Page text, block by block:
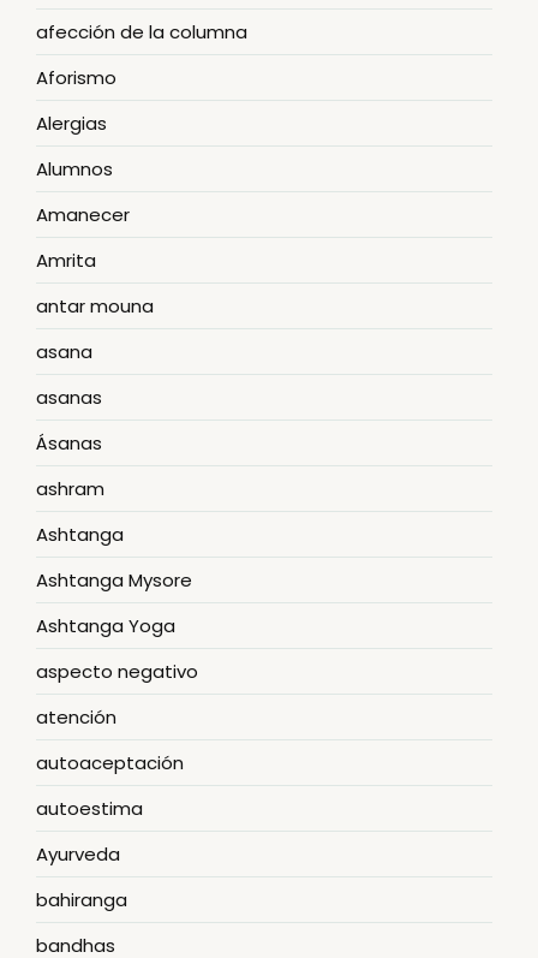
afección de la columna
Aforismo
Alergias
Alumnos
Amanecer
Amrita
antar mouna
asana
asanas
Ásanas
ashram
Ashtanga
Ashtanga Mysore
Ashtanga Yoga
aspecto negativo
atención
autoaceptación
autoestima
Ayurveda
bahiranga
bandhas